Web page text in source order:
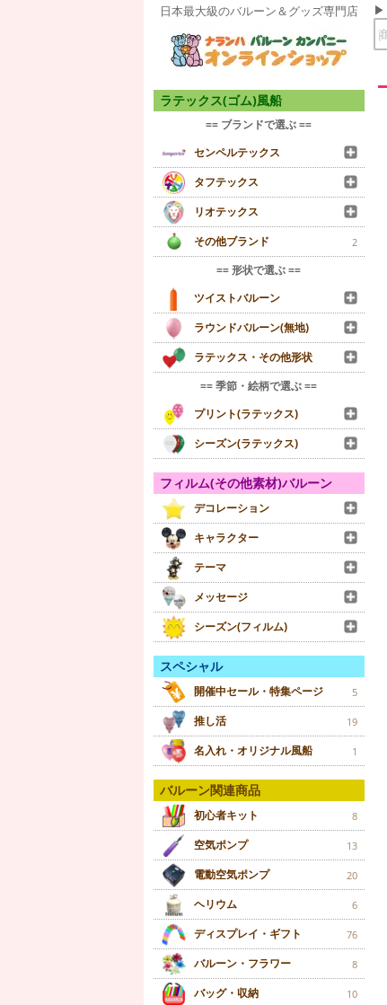
日本最大級のバルーン＆グッズ専門店
ラテックス(ゴム)風船
== ブランドで選ぶ ==
センペルテックス
タフテックス
リオテックス
その他ブランド
2
== 形状で選ぶ ==
ツイストバルーン
ラウンドバルーン(無地)
ラテックス・その他形状
== 季節・絵柄で選ぶ ==
プリント(ラテックス)
シーズン(ラテックス)
フィルム(その他素材)バルーン
デコレーション
キャラクター
テーマ
メッセージ
シーズン(フィルム)
スペシャル
開催中セール・特集ページ 5
推し活 19
名入れ・オリジナル風船 1
バルーン関連商品
初心者キット 8
空気ポンプ 13
電動空気ポンプ 20
ヘリウム 6
ディスプレイ・ギフト 76
バルーン・フラワー 8
バッグ・収納 10